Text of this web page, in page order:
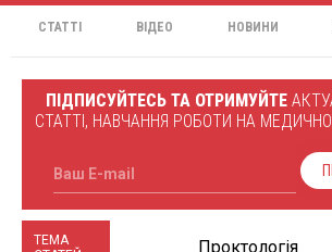
СТАТТІ ВІДЕО НОВИНИ
ПІДПИСУЙТЕСЬ ТА ОТРИМУЙТЕ
СТАТТІ, НАВЧАННЯ РОБОТИ НА
Ваш E-mail
ТЕМА
Проктологія